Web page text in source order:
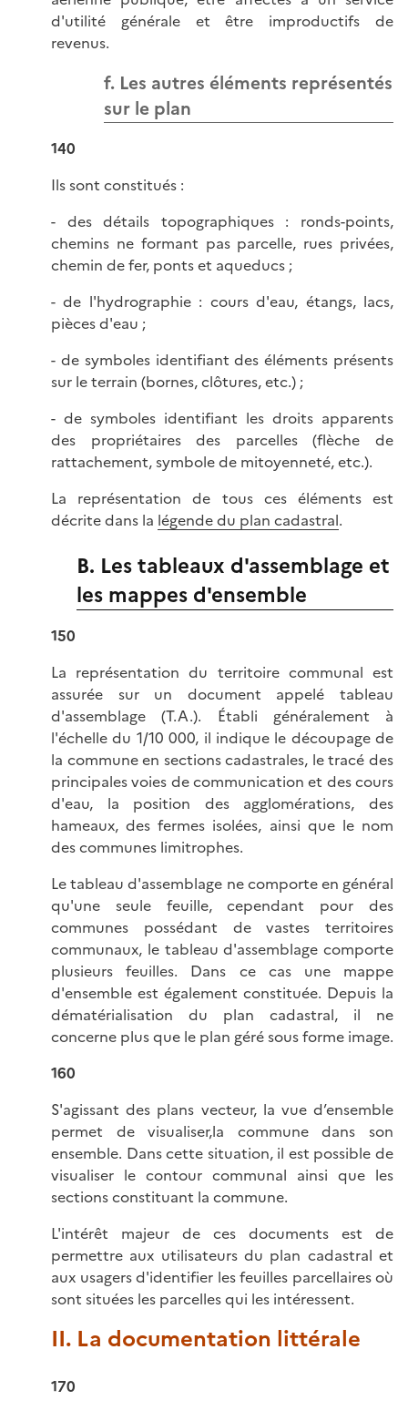
d'utilité générale et être improductifs de
revenus.
f. Les autres éléments représentés
sur le plan
140
Ils sont constitués :
- des détails topographiques : ronds-points,
chemins ne formant pas parcelle, rues privées,
chemin de fer, ponts et aqueducs ;
- de l'hydrographie : cours d'eau, étangs, lacs,
pièces d'eau ;
- de symboles identifiant des éléments présents
sur le terrain (bornes, clôtures, etc.) ;
- de symboles identifiant les droits apparents
des propriétaires des parcelles (flèche de
rattachement, symbole de mitoyenneté, etc.).
La représentation de tous ces éléments est
décrite dans la légende du plan cadastral.
B. Les tableaux d'assemblage et
les mappes d'ensemble
150
La représentation du territoire communal est
assurée sur un document appelé tableau
d'assemblage (T.A.). Établi généralement à
l'échelle du 1/10 000, il indique le découpage de
la commune en sections cadastrales, le tracé des
principales voies de communication et des cours
d'eau, la position des agglomérations, des
hameaux, des fermes isolées, ainsi que le nom
des communes limitrophes.
Le tableau d'assemblage ne comporte en général
qu'une seule feuille, cependant pour des
communes possédant de vastes territoires
communaux, le tableau d'assemblage comporte
plusieurs feuilles. Dans ce cas une mappe
d'ensemble est également constituée. Depuis la
dématérialisation du plan cadastral, il ne
concerne plus que le plan géré sous forme image.
160
S'agissant des plans vecteur, la vue d’ensemble
permet de visualiser,la commune dans son
ensemble. Dans cette situation, il est possible de
visualiser le contour communal ainsi que les
sections constituant la commune.
L'intérêt majeur de ces documents est de
permettre aux utilisateurs du plan cadastral et
aux usagers d'identifier les feuilles parcellaires où
sont situées les parcelles qui les intéressent.
II. La documentation littérale
170